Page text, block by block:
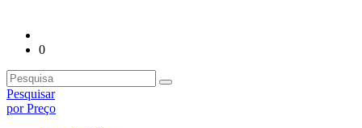
0
Pesquisar
por Preço